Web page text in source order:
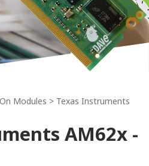
Modules > Texas Instruments
AM62x -